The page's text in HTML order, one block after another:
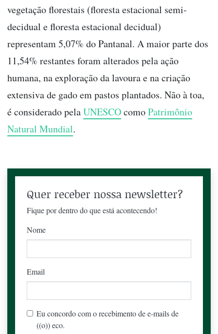
vegetação florestais (floresta estacional semi-
decidual e floresta estacional decidual)
representam 5,07% do Pantanal. A maior parte dos
11,54% restantes foram alterados pela ação
humana, na exploração da lavoura e na criação
extensiva de gado em pastos plantados. Não à toa,
é considerado pelaUNESCOcomoPatrimônio
Natural Mundial.
Quer receber nossa newsletter?
Fique por dentro do que está acontecendo!
Nome
Email
Eu concordo com o recebimento de e-mails de
((o)) eco.